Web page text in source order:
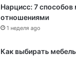
Нарцисс: 7 способов
отношениями
1 неделя ago
Как выбирать